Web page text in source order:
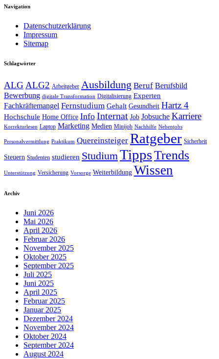
Navigation
Datenschutzerklärung
Impressum
Sitemap
Schlagwörter
ALG ALG2 Arbeitgeber Ausbildung Beruf Berufsbild
Bewerbung digitale Transformation Digitalisierung Experten
Fachkräftemangel Fernstudium Gehalt Gesundheit Hartz 4
Hochschule Home Office Info Internat Job Jobsuche Karriere
Korrekturlesen Laptop Marketing Medien Minijob Nachhilfe Nebenjobs
Personalvermittlung Praktikum Quereinsteiger Ratgeber Sicherheit
Steuern Studenten studieren StudiumTippsTrends
Unterstützung Versicherung Vorsorge Weiterbildung Wissen
Archiv
Juni 2026
Mai 2026
April 2026
Februar 2026
November 2025
Oktober 2025
September 2025
Juli 2025
Juni 2025
April 2025
Februar 2025
Januar 2025
Dezember 2024
November 2024
Oktober 2024
September 2024
August 2024